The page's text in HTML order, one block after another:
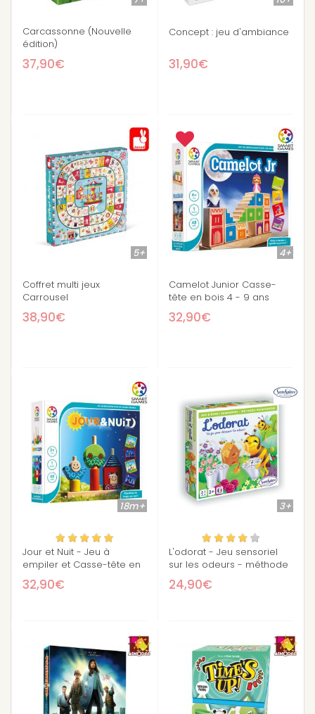
Carcassonne (Nouvelle
édition)
37,90€
Concept : jeu d'ambiance
31,90€
5+
Coffret multi jeux
Carrousel
38,90€
4+
Camelot Junior Casse-
tête en bois 4 - 9 ans
32,90€
18m+
Jour et Nuit - Jeu à
empiler et Casse-tête en
bois
32,90€
3+
L'odorat - Jeu sensoriel
sur les odeurs - méthode
Montessori
24,90€